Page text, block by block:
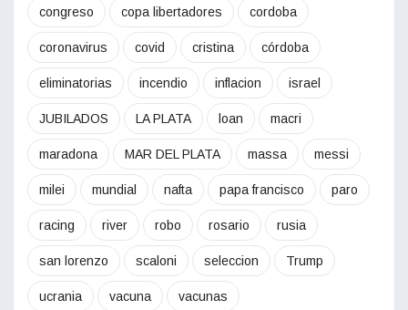
congreso copa libertadores cordoba
coronavirus covid cristina córdoba
eliminatorias incendio inflacion israel
JUBILADOS LA PLATA loan macri
maradona MAR DEL PLATA massa messi
milei mundial nafta papa francisco paro
racing river robo rosario rusia
san lorenzo scaloni seleccion Trump
ucrania vacuna vacunas